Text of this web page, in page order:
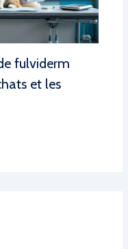
fulviderm
et les